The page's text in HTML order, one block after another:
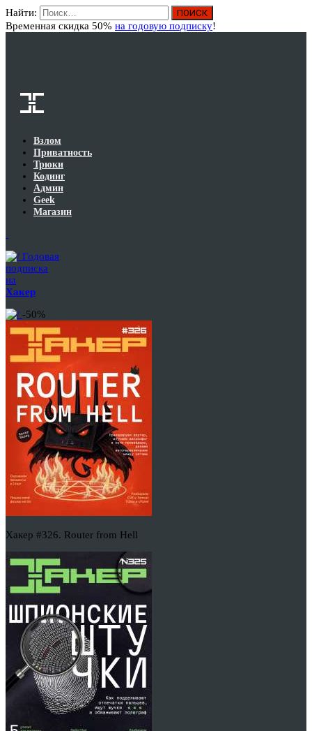
Найти:
Временная скидка 50% на годовую подписку!
Взлом
Приватность
Трюки
Кодинг
Админ
Geek
Магазин
Годовая
подписка
на
Хакер
-50%
Хакер #326. Router from Hell